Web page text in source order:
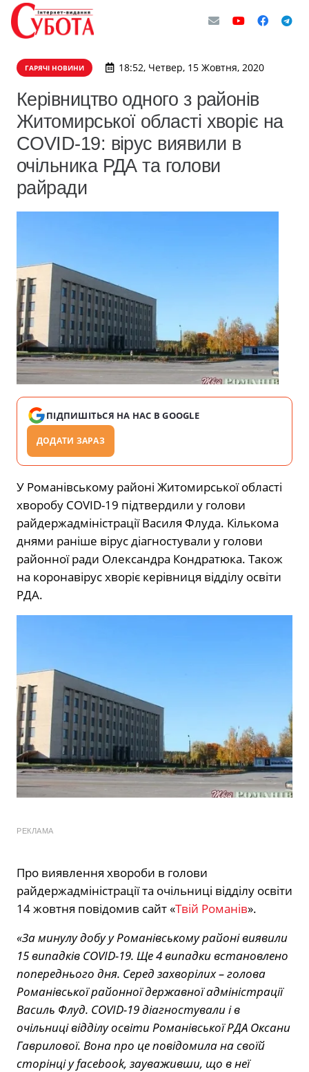
ГАРЯЧІ НОВИНИ 18:52, Четвер, 15 Жовтня, 2020
Керівництво одного з районів
Житомирської області хворіє на
COVID-19: вірус виявили в
очільника РДА та голови
райради
ПІДПИШІТЬСЯ НА НАС В GOOGLE
ДОДАТИ ЗАРАЗ
У Романівському районі Житомирської області
хворобу COVID-19 підтвердили у голови
райдержадміністрації Василя Флуда. Кількома
днями раніше вірус діагностували у голови
районної ради Олександра Кондратюка. Також
на коронавірус хворіє керівниця відділу освіти
РДА.
РЕКЛАМА
Про виявлення хвороби в голови
райдержадміністрації та очільниці відділу освіти
14 жовтня повідомив сайт «Твій Романів».
«За минулу добу у Романівському районі виявили
15 випадків COVID-19. Ще 4 випадки встановлено
попереднього дня. Серед захворілих – голова
Романівської районної державної адміністрації
Василь Флуд. COVID-19 діагностували і в
очільниці відділу освіти Романівської РДА Оксани
Гаврилової. Вона про це повідомила на своїй
сторінці у facebook, зауваживши, що в неї